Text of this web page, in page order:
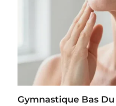
Gymnastique Bas Du